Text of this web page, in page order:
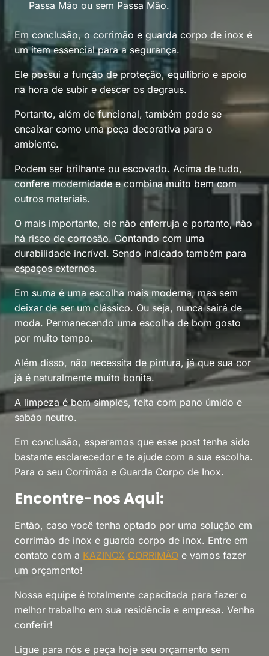
Passa Mão ou sem Passa Mão.
Em conclusão, o corrimão e guarda corpo de inox é
um item essencial para a segurança.
Ele possui a função de proteção, equilíbrio e apoio
na hora de subir e descer os degraus.
Portanto, além de funcional, também pode se
encaixar como uma peça decorativa para o
ambiente.
Podem ser brilhante ou escovado. Acima de tudo,
confere modernidade e combina muito bem com
outros materiais.
O mais importante, ele não enferruja e portanto, não
há risco de corrosão. Contando com uma
durabilidade incrível. Sendo indicado também para
espaços externos.
Em suma é uma escolha mais moderna, mas sem
deixar de ser um clássico. Ou seja, nunca sairá de
moda. Permanecendo uma escolha de bom gosto
por muito tempo.
Além disso, não necessita de pintura, já que sua cor
já é naturalmente muito bonita.
A limpeza é bem simples, feita com pano úmido e
sabão neutro.
Em conclusão, esperamos que esse post tenha sido
bastante esclarecedor e te ajude com a sua escolha.
Para o seu Corrimão e Guarda Corpo de Inox.
Encontre-nos Aqui:
Então, caso você tenha optado por uma solução em
corrimão de inox e guarda corpo de inox. Entre em
contato com a KAZINOX CORRIMÃO e vamos fazer
um orçamento!
Nossa equipe é totalmente capacitada para fazer o
melhor trabalho em sua residência e empresa. Venha
conferir!
Ligue para nós e peça hoje seu orçamento sem